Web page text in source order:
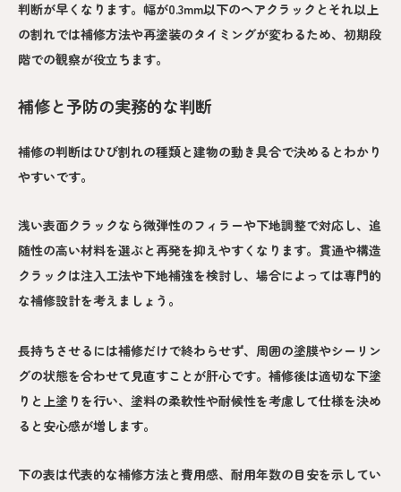
判断が早くなります。幅が0.3mm以下のヘアクラックとそれ以上
の割れでは補修方法や再塗装のタイミングが変わるため、初期段
階での観察が役立ちます。
補修と予防の実務的な判断
補修の判断はひび割れの種類と建物の動き具合で決めるとわかり
やすいです。
浅い表面クラックなら微弾性のフィラーや下地調整で対応し、追
随性の高い材料を選ぶと再発を抑えやすくなります。貫通や構造
クラックは注入工法や下地補強を検討し、場合によっては専門的
な補修設計を考えましょう。
長持ちさせるには補修だけで終わらせず、周囲の塗膜やシーリン
グの状態を合わせて見直すことが肝心です。補修後は適切な下塗
りと上塗りを行い、塗料の柔軟性や耐候性を考慮して仕様を決め
ると安心感が増します。
下の表は代表的な補修方法と費用感、耐用年数の目安を示してい